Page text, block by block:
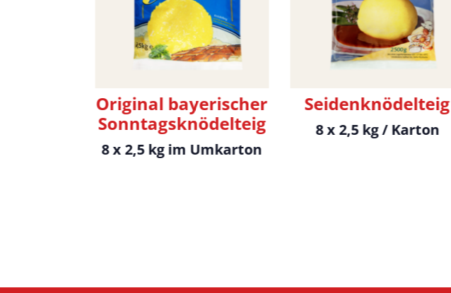
Original bayerischer
Sonntagsknödelteig
8 x 2,5 kg im Umkarton
Seidenknödelteig
8 x 2,5 kg / Karton